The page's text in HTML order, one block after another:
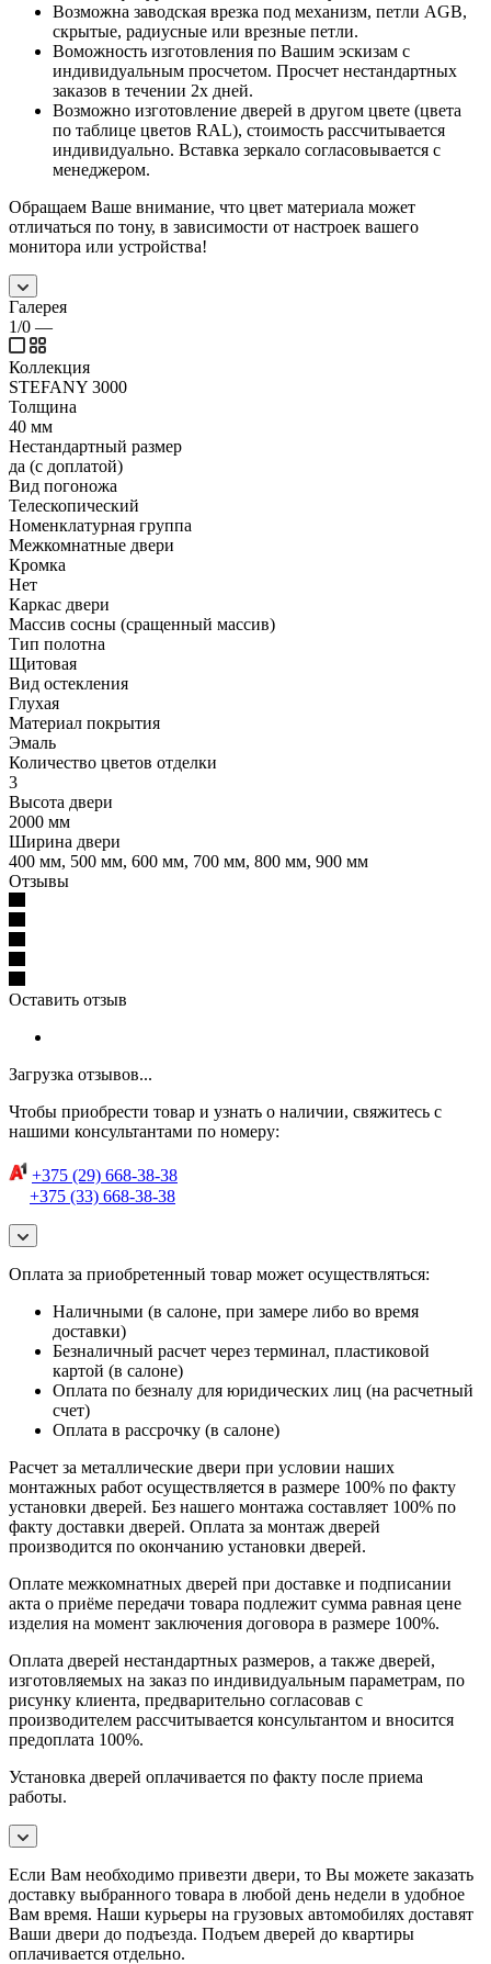
Возможна заводская врезка под механизм, петли AGB,
скрытые, радиусные или врезные петли.
Воможность изготовления по Вашим эскизам с
индивидуальным просчетом. Просчет нестандартных
заказов в течении 2х дней.
Возможно изготовление дверей в другом цвете (цвета
по таблице цветов RAL), стоимость рассчитывается
индивидуально. Вставка зеркало согласовывается с
менеджером.
Обращаем Ваше внимание, что цвет материала может
отличаться по тону, в зависимости от настроек вашего
монитора или устройства!
Галерея
1/0 —
Коллекция
STEFANY 3000
Толщина
40 мм
Нестандартный размер
да (с доплатой)
Вид погоножа
Телескопический
Номенклатурная группа
Межкомнатные двери
Кромка
Нет
Каркас двери
Массив сосны (сращенный массив)
Тип полотна
Щитовая
Вид остекления
Глухая
Материал покрытия
Эмаль
Количество цветов отделки
3
Высота двери
2000 мм
Ширина двери
400 мм, 500 мм, 600 мм, 700 мм, 800 мм, 900 мм
Отзывы
Оставить отзыв
Загрузка отзывов...
Чтобы приобрести товар и узнать о наличии, свяжитесь с
нашими консультантами по номеру:
+375 (29) 668-38-38
+375 (33) 668-38-38
Оплата за приобретенный товар может осуществляться:
Наличными (в салоне, при замере либо во время
доставки)
Безналичный расчет через терминал, пластиковой
картой (в салоне)
Оплата по безналу для юридических лиц (на расчетный
счет)
Оплата в рассрочку (в салоне)
Расчет за металлические двери при условии наших
монтажных работ осуществляется в размере 100% по факту
установки дверей. Без нашего монтажа составляет 100% по
факту доставки дверей. Оплата за монтаж дверей
производится по окончанию установки дверей.
Оплате межкомнатных дверей при доставке и подписании
акта о приёме передачи товара подлежит сумма равная цене
изделия на момент заключения договора в размере 100%.
Оплата дверей нестандартных размеров, а также дверей,
изготовляемых на заказ по индивидуальным параметрам, по
рисунку клиента, предварительно согласовав с
производителем рассчитывается консультантом и вносится
предоплата 100%.
Установка дверей оплачивается по факту после приема
работы.
Если Вам необходимо привезти двери, то Вы можете заказать
доставку выбранного товара в любой день недели в удобное
Вам время. Наши курьеры на грузовых автомобилях доставят
Ваши двери до подъезда. Подъем дверей до квартиры
оплачивается отдельно.